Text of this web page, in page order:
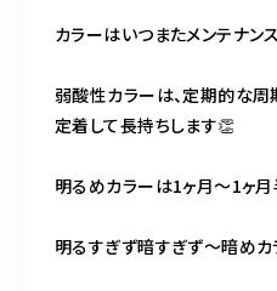
カラーはいつまたメンテナン
弱酸性カラーは、定期的な
定着して長持ちします👏
明るめカラーは1ヶ月〜1ヶ月
明るすぎず暗すぎず〜暗め